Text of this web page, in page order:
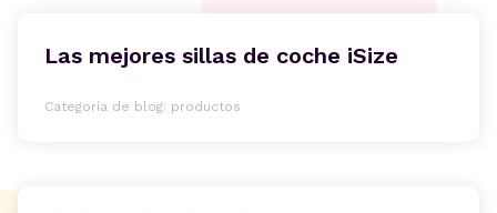
Las mejores sillas de coche iSize
Categoría de blog: productos